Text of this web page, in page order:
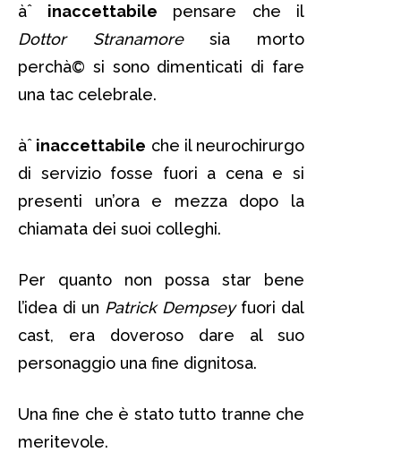
àˆ inaccettabile pensare che il
Dottor Stranamoresia morto
perchà© si sono dimenticati di fare
una tac celebrale.
àˆ inaccettabile che il neurochirurgo
di servizio fosse fuori a cena e si
presenti un’ora e mezza dopo la
chiamata dei suoi colleghi.
Per quanto non possa star bene
l’idea di un Patrick Dempseyfuori dal
cast, era doveroso dare al suo
personaggio una fine dignitosa.
Una fine che è stato tutto tranne che
meritevole.